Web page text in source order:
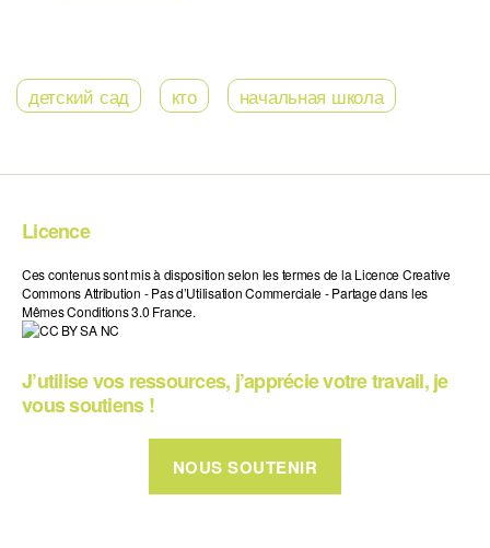
детский сад кто начальная школа
Licence
Ces contenus sont mis à disposition selon les termes de la Licence Creative
Commons Attribution - Pas d’Utilisation Commerciale - Partage dans les
Mêmes Conditions 3.0 France.
J’utilise vos ressources, j’apprécie votre travail, je
vous soutiens !
NOUS SOUTENIR